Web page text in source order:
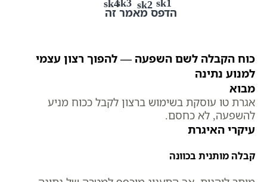
כוח הקבלה לשם השפעה — להפוך רצון עצמי
למנוע נתינה
מבוא
אגרת טו עוסקת בשימוש ברצון לקבל ככוח מניע
להשפעה, לא כחסם.
עיקרי האיגרת
קבלה מותנית בכוונה
הדפס מאמר זה